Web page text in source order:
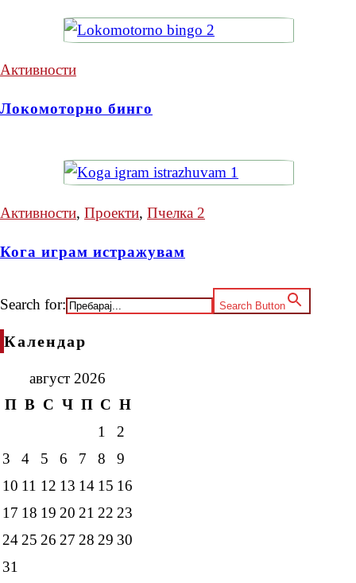
Активности
Локомоторно бинго
Активности, Проекти, Пчелка 2
Кога играм истражувам
Search for: Search Button
Календар
август 2026
П В С Ч П С Н
1
2
3
4 5 6 7 8
9
10 11 12 13 14 15 16
17 18 19 20 21 22 23
24 25 26 27 28 29 30
31